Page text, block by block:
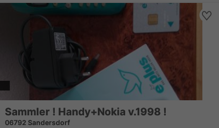
Sammler ! Handy+Nokia v.1998 !
06792 Sandersdorf